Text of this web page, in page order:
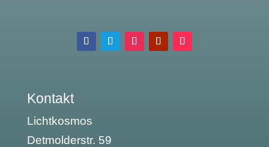
Kontakt
Lichtkosmos
Detmolderstr. 59